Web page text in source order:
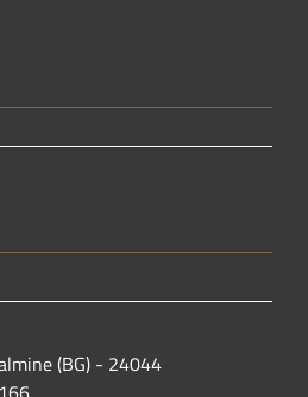
(BG) - 24044